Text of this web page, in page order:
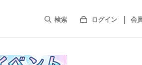
検索 ログイン 会